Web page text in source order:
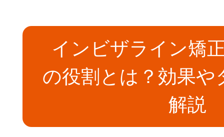
インビザライン矯
の役割とは？効果や
解説